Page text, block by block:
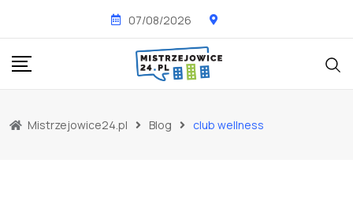
content
07/08/2026
Mistrzejowice24.pl Blog club wellness